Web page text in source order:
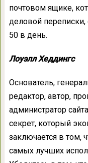
почтовом ящике,
деловой
50 в день.
Лоуэлл Хеддингс
Основатель,
редактор, автор,
администратор
секрет, который
заключается в том,
самых лучших